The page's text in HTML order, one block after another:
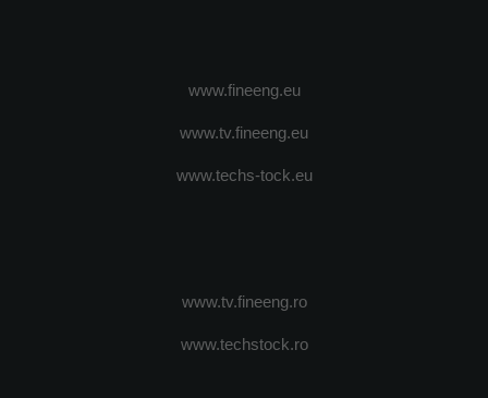
www.fineeng.eu
www.tv.fineeng.eu
www.techs-tock.eu
www.tv.fineeng.ro
www.techstock.ro